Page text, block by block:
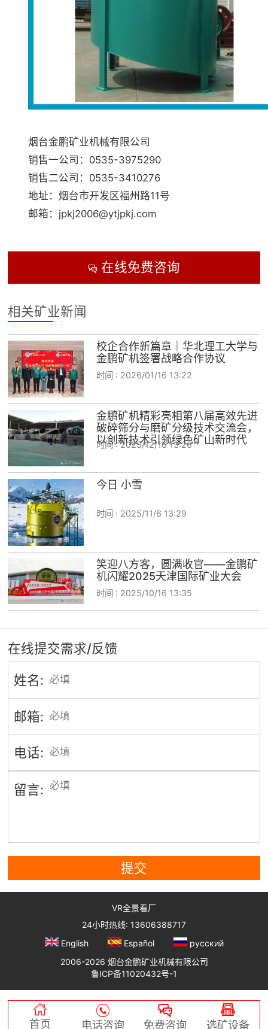
烟台金鹏矿业机械有限公司
销售一公司：0535-3975290
销售二公司：0535-3410276
地址：烟台市开发区福州路11号
邮箱：jpkj2006@ytjpkj.com
在线免费咨询
相关矿业新闻
校企合作新篇章｜华北理工大学与
金鹏矿机签署战略合作协议
时间 : 2026/01/16 13:22
金鹏矿机精彩亮相第八届高效先进
破碎筛分与磨矿分级技术交流会，
以创新技术引领绿色矿山新时代
时间 :2025/12/16 13:26
今日 小雪
时间 : 2025/11/6 13:29
笑迎八方客，圆满收官——金鹏矿
机闪耀2025天津国际矿业大会
时间 : 2025/10/16 13:35
在线提交需求/反馈
姓名:
邮箱:
电话:
留言:
提交
VR全景看厂
24小时热线: 13606388717
English
Español
русский
2006-2026 烟台金鹏矿业机械有限公司
鲁ICP备11020432号-1

首页

电话咨询

免费咨询

选矿设备